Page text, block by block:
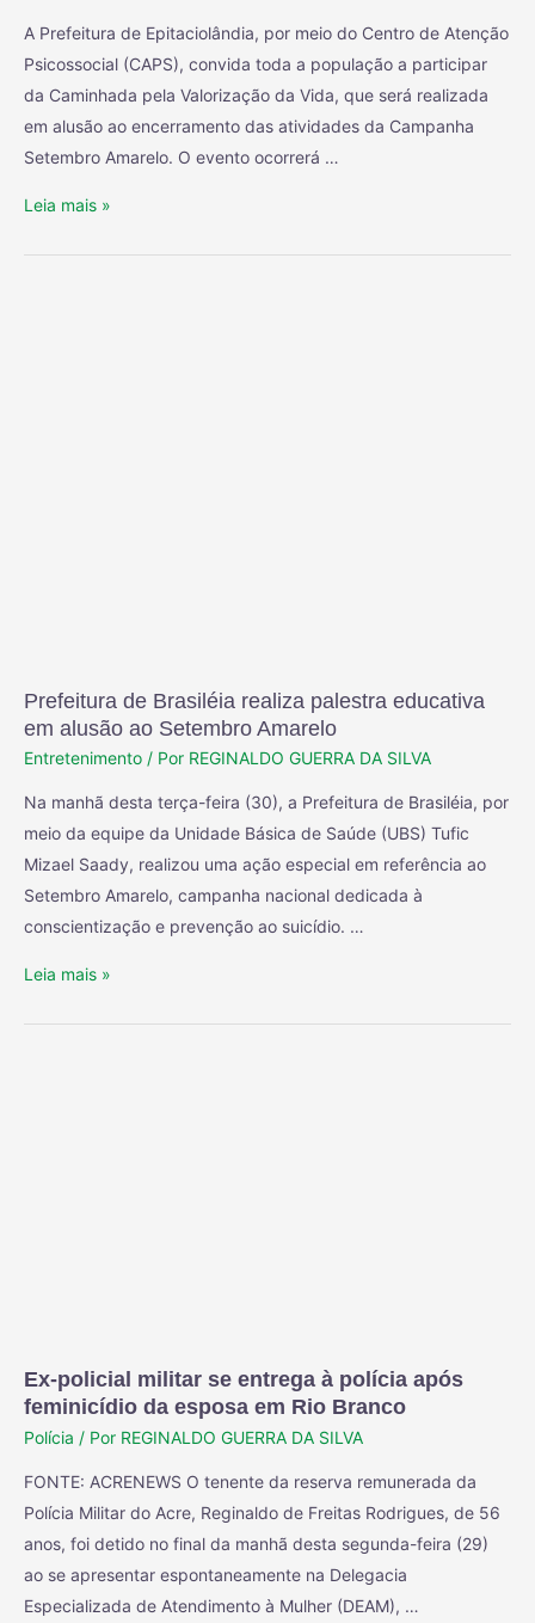
A Prefeitura de Epitaciolândia, por meio do Centro de Atenção
Psicossocial (CAPS), convida toda a população a participar
da Caminhada pela Valorização da Vida, que será realizada
em alusão ao encerramento das atividades da Campanha
Setembro Amarelo. O evento ocorrerá …
Leia mais »
Prefeitura de Brasiléia realiza palestra educativa
em alusão ao Setembro Amarelo
Entretenimento / Por REGINALDO GUERRA DA SILVA
Na manhã desta terça-feira (30), a Prefeitura de Brasiléia, por
meio da equipe da Unidade Básica de Saúde (UBS) Tufic
Mizael Saady, realizou uma ação especial em referência ao
Setembro Amarelo, campanha nacional dedicada à
conscientização e prevenção ao suicídio. …
Leia mais »
Ex-policial militar se entrega à polícia após
feminicídio da esposa em Rio Branco
Polícia / Por REGINALDO GUERRA DA SILVA
FONTE: ACRENEWS O tenente da reserva remunerada da
Polícia Militar do Acre, Reginaldo de Freitas Rodrigues, de 56
anos, foi detido no final da manhã desta segunda-feira (29)
ao se apresentar espontaneamente na Delegacia
Especializada de Atendimento à Mulher (DEAM), …